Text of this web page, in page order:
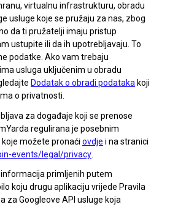
virtualnu infrastrukturu, obradu
usluge koje se pružaju za nas, zbog
da ti pružatelji imaju pristup
ustupite ili da ih upotrebljavaju. To
podatke. Ako vam trebaju
usluga uključenim u obradu
Dodatak o obradi podataka koji
o privatnosti.
za događaje koji se prenose
regulirana je posebnim
možete pronaći ovdje i na stranici
events/legal/privacy
primljenih putem
koju drugu aplikaciju vrijede Pravila
za Googleove API usluge koja